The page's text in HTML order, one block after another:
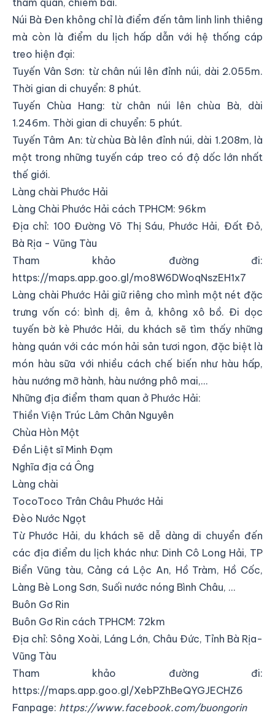
tham quan, chiêm bái.
Núi Bà Đen không chỉ là điểm đến tâm linh linh thiêng
mà còn là điểm du lịch hấp dẫn với hệ thống cáp
treo hiện đại:
Tuyến Vân Sơn: từ chân núi lên đỉnh núi, dài 2.055m.
Thời gian di chuyển: 8 phút.
Tuyến Chùa Hang: từ chân núi lên chùa Bà, dài
1.246m. Thời gian di chuyển: 5 phút.
Tuyến Tâm An: từ chùa Bà lên đỉnh núi, dài 1.208m, là
một trong những tuyến cáp treo có độ dốc lớn nhất
thế giới.
Làng chài Phước Hải
Làng Chài Phước Hải cách TPHCM: 96km
Địa chỉ: 100 Đường Võ Thị Sáu, Phước Hải, Đất Đỏ,
Bà Rịa - Vũng Tàu
Tham khảo đường đi:
https://maps.app.goo.gl/mo8W6DWoqNszEH1x7
Làng chài Phước Hải giữ riêng cho mình một nét đặc
trưng vốn có: bình dị, êm ả, không xô bồ. Đi dọc
tuyến bờ kè Phước Hải, du khách sẽ tìm thấy những
hàng quán với các món hải sản tươi ngon, đặc biệt là
món hàu sữa với nhiều cách chế biến như hàu hấp,
hàu nướng mỡ hành, hàu nướng phô mai,…
Những địa điểm tham quan ở Phước Hải:
Thiền Viện Trúc Lâm Chân Nguyên
Chùa Hòn Một
Đền Liệt sĩ Minh Đạm
Nghĩa địa cá Ông
Làng chài
TocoToco Trân Châu Phước Hải
Đèo Nước Ngọt
Từ Phước Hải, du khách sẽ dễ dàng di chuyển đến
các địa điểm du lịch khác như: Dinh Cô Long Hải, TP
Biển Vũng tàu, Cảng cá Lộc An, Hồ Tràm, Hồ Cốc,
Làng Bè Long Sơn, Suối nước nóng Bình Châu, …
Buôn Gơ Rin
Buôn Gơ Rin cách TPHCM: 72km
Địa chỉ: Sông Xoài, Láng Lớn, Châu Đức, Tỉnh Bà Rịa-
Vũng Tàu
Tham khảo đường đi:
https://maps.app.goo.gl/XebPZhBeQYGJECHZ6
Fanpage: https://www.facebook.com/buongorin